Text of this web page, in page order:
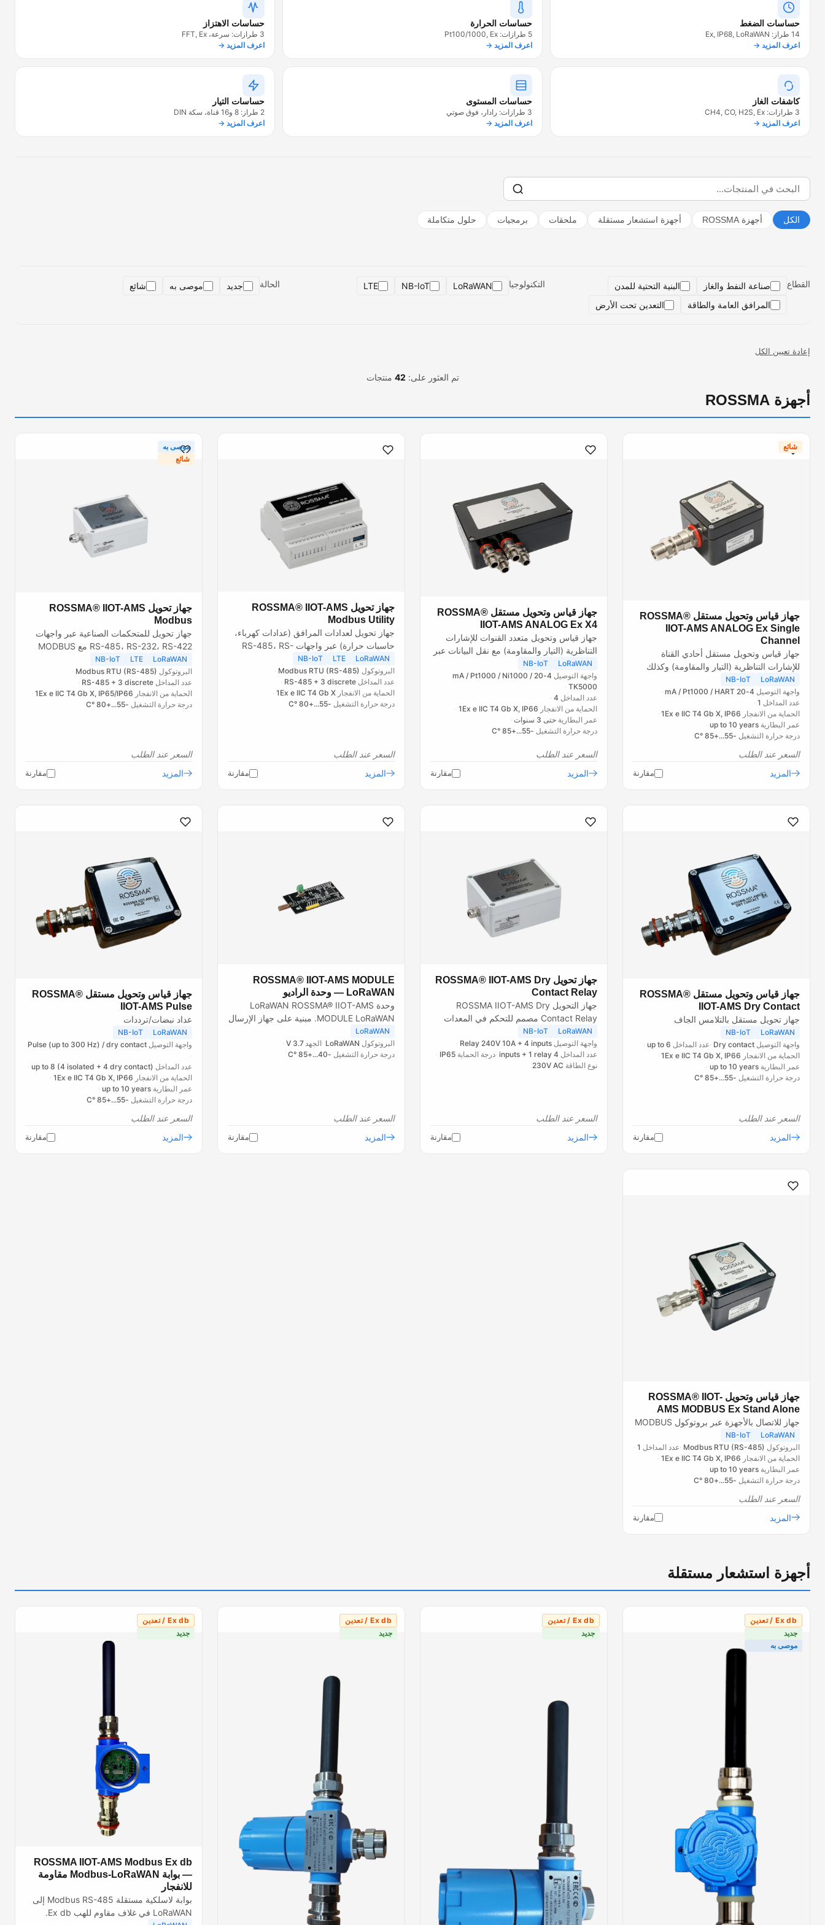
حساسات الضغط
14 طراز: Ex, IP68, LoRaWAN
اعرف المزيد →
حساسات الحرارة
5 طرازات: Pt100/1000, Ex
اعرف المزيد →
حساسات الاهتزاز
3 طرازات: سرعة، FFT, Ex
اعرف المزيد →
كاشفات الغاز
3 طرازات: CH4, CO, H2S, Ex
اعرف المزيد →
حساسات المستوى
3 طرازات: رادار، فوق صوتي
اعرف المزيد →
حساسات التيار
2 طراز: 8 و16 قناة، سكة DIN
اعرف المزيد →
الكل أجهزة ROSSMA أجهزة استشعار مستقلة ملحقات برمجيات حلول متكاملة
القطاع صناعة النفط والغاز
البنية التحتية للمدن
المرافق العامة والطاقة
التعدين تحت الأرض
التكنولوجيا LoRaWAN
NB-IoT
LTE الحالة جديد موصى به شائع
إعادة تعيين الكل
تم العثور على: 42 منتجات
أجهزة ROSSMA
شائع
جهاز قياس وتحويل مستقل ROSSMA®
IIOT-AMS ANALOG Ex Single
Channel
جهاز قياس وتحويل مستقل أحادي القناة
للإشارات التناظرية (التيار والمقاومة) وكذلك
HART، مع نقل البيانات...
LoRaWAN
NB-IoT
واجهة التوصيل 4-20 mA / Pt1000 / HART
عدد المداخل 1
الحماية من الانفجار 1Ex e IIC T4 Gb X, IP66
عمر البطارية up to 10 years
درجة حرارة التشغيل -55...+85 °C
السعر عند الطلب
المزيد
مقارنة
جهاز قياس وتحويل مستقل ROSSMA®
IIOT-AMS ANALOG Ex X4
جهاز قياس وتحويل متعدد القنوات للإشارات
التناظرية (التيار والمقاومة) مع نقل البيانات عبر
شبكات LPWAN...
LoRaWAN
NB-IoT
واجهة التوصيل
4-20 mA / Pt1000 / Ni1000 /
TK5000
عدد المداخل 4
الحماية من الانفجار 1Ex e IIC T4 Gb X, IP66
عمر البطارية حتى 3 سنوات
درجة حرارة التشغيل -55...+85 °C
السعر عند الطلب
المزيد
مقارنة
جهاز تحويل ROSSMA® IIOT-AMS
Modbus Utility
جهاز تحويل لعدادات المرافق (عدادات كهرباء،
حاسبات حرارة) عبر واجهات RS-485، RS-
232، RS-422 مع نقل...
LoRaWAN
LTE
NB-IoT
البروتوكول Modbus RTU (RS-485)
عدد المداخل RS-485 + 3 discrete
الحماية من الانفجار 1Ex e IIC T4 Gb X
درجة حرارة التشغيل -55...+80 °C
السعر عند الطلب
المزيد
مقارنة
موصى به
شائع
جهاز تحويل ROSSMA® IIOT-AMS
Modbus
جهاز تحويل للمتحكمات الصناعية عبر واجهات
RS-485، RS-232، RS-422 مع MODBUS
ونقل البيانات عبر شبكات...
LoRaWAN
LTE
NB-IoT
البروتوكول Modbus RTU (RS-485)
عدد المداخل RS-485 + 3 discrete
الحماية من الانفجار 1Ex e IIC T4 Gb X, IP65/IP66
درجة حرارة التشغيل -55...+80 °C
السعر عند الطلب
المزيد
مقارنة
جهاز قياس وتحويل مستقل ROSSMA®
IIOT-AMS Dry Contact
جهاز تحويل مستقل بالتلامس الجاف
LoRaWAN
NB-IoT
واجهة التوصيل Dry contact عدد المداخل up to 6
الحماية من الانفجار 1Ex e IIC T4 Gb X, IP66
عمر البطارية up to 10 years
درجة حرارة التشغيل -55...+85 °C
السعر عند الطلب
المزيد
مقارنة
جهاز تحويل ROSSMA® IIOT-AMS Dry
Contact Relay
جهاز التحويل ROSSMA IIOT-AMS Dry
Contact Relay مصمم للتحكم في المعدات
الصناعية عالية الجهد.
LoRaWAN
NB-IoT
واجهة التوصيل Relay 240V 10A + 4 inputs
عدد المداخل 4 inputs + 1 relay درجة الحماية IP65
نوع الطاقة 230V AC
السعر عند الطلب
المزيد
مقارنة
ROSSMA® IIOT-AMS MODULE
LoRaWAN — وحدة الراديو
وحدة LoRaWAN ROSSMA® IIOT-AMS
MODULE LoRaWAN. مبنية على جهاز الإرسال
STM32L.
LoRaWAN
البروتوكول LoRaWAN الجهد3.7 V
درجة حرارة التشغيل -40...+85 °C
السعر عند الطلب
المزيد
مقارنة
جهاز قياس وتحويل مستقل ROSSMA®
IIOT-AMS Pulse
عداد نبضات/ترددات
LoRaWAN
NB-IoT
واجهة التوصيل Pulse (up to 300 Hz) / dry contact
عدد المداخل up to 8 (4 isolated + 4 dry contact)
الحماية من الانفجار 1Ex e IIC T4 Gb X, IP66
عمر البطارية up to 10 years
درجة حرارة التشغيل -55...+85 °C
السعر عند الطلب
المزيد
مقارنة
جهاز قياس وتحويل ROSSMA® IIOT-
AMS MODBUS Ex Stand Alone
جهاز للاتصال بالأجهزة عبر بروتوكول MODBUS
LoRaWAN
NB-IoT
البروتوكول Modbus RTU (RS-485) عدد المداخل 1
الحماية من الانفجار 1Ex e IIC T4 Gb X, IP66
عمر البطارية up to 10 years
درجة حرارة التشغيل -55...+80 °C
السعر عند الطلب
المزيد
مقارنة
أجهزة استشعار مستقلة
Ex db / تعدين
جديد
موصى به
Ex db / تعدين
جديد
Ex db / تعدين
جديد
Ex db / تعدين
جديد
ROSSMA IIOT-AMS Modbus Ex db
— بوابة Modbus-LoRaWAN مقاومة
للانفجار
بوابة لاسلكية مستقلة Modbus RS-485 إلى
LoRaWAN في غلاف مقاوم للهب Ex db.